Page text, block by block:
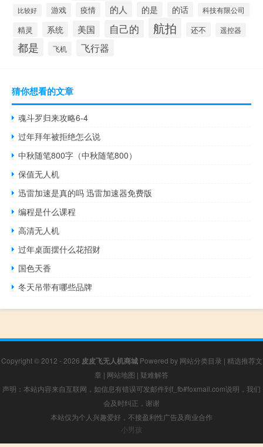
比较好 游戏 疫情 的人 的是 的话 科技有限公司
精灵 系统 美国 自己的 航拍 还不 遥控器
都是 飞机 飞行器
猜你想看的文章
魂斗罗归来攻略6-4
过年拜年被拒绝怎么说
中秋随笔800字（中秋随笔800）
保值无人机
迅雷加速是真的吗 迅雷加速器免费版
编程是什么课程
高清无人机
过年桌面摆什么花招财
国色天香
冬天吊带有哪些品牌
Copyright © 2012 - 2026 皮皮飞无人机商城Powered by 网站分类目录 | 精选推荐文
章 | 网站地图 | 疑难解答
声明：本站内容来自互联网，如信息有错误可发邮件到f_fb#foxmail.com说明，我们
会及时纠正，谢谢
本站仅为个人兴趣爱好，不接盈利性广告及商业合作
小男孩